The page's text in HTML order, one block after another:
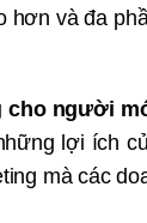
và đa
cho người
lợi ích
mà các